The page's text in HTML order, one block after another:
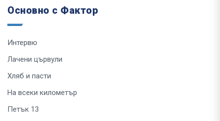
Основно с Фактор
Интервю
Лачени цървули
Хляб и пасти
На всеки километър
Петък 13